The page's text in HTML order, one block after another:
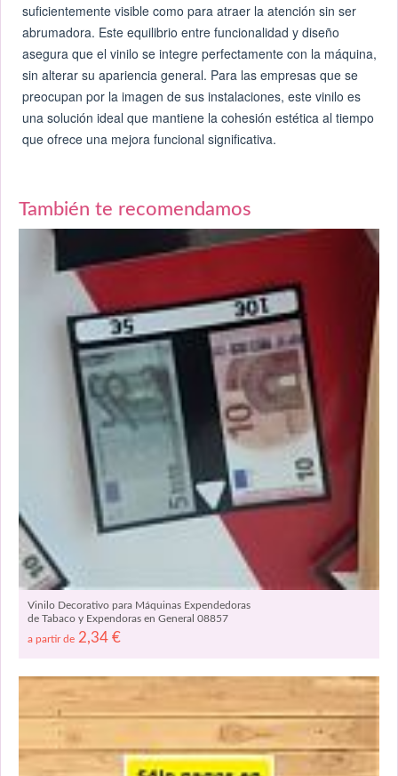
suficientemente visible como para atraer la atención sin ser
abrumadora. Este equilibrio entre funcionalidad y diseño
asegura que el vinilo se integre perfectamente con la máquina,
sin alterar su apariencia general. Para las empresas que se
preocupan por la imagen de sus instalaciones, este vinilo es
una solución ideal que mantiene la cohesión estética al tiempo
que ofrece una mejora funcional significativa.
También te recomendamos
Vinilo Decorativo para Máquinas Expendedoras
de Tabaco y Expendoras en General 08857
a partir de 2,34 €